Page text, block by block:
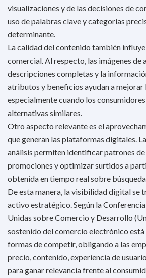
visualizaciones y de las decisiones de
uso de palabras clave y categorías
determinante.
La calidad del contenido también influye
comercial. Al respecto, las imágenes de
descripciones completas y la
atributos y beneficios ayudan a mejorar
especialmente cuando los
alternativas similares.
Otro aspecto relevante es el
que generan las plataformas digitales.
análisis permiten identificar patrones
promociones y optimizar surtidos a
obtenida en tiempo real sobre
De esta manera, la visibilidad digital se
activo estratégico. Según la
Unidas sobre Comercio y Desarrollo
sostenido del comercio electrónico
formas de competir, obligando a las
precio, contenido, experiencia de
para ganar relevancia frente al